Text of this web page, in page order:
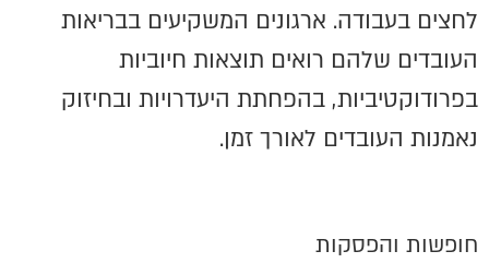
לחצים בעבודה. ארגונים המשקיעים בבריאות
העובדים שלהם רואים תוצאות חיוביות
בפרודוקטיביות, בהפחתת היעדרויות ובחיזוק
נאמנות העובדים לאורך זמן.
חופשות והפסקות